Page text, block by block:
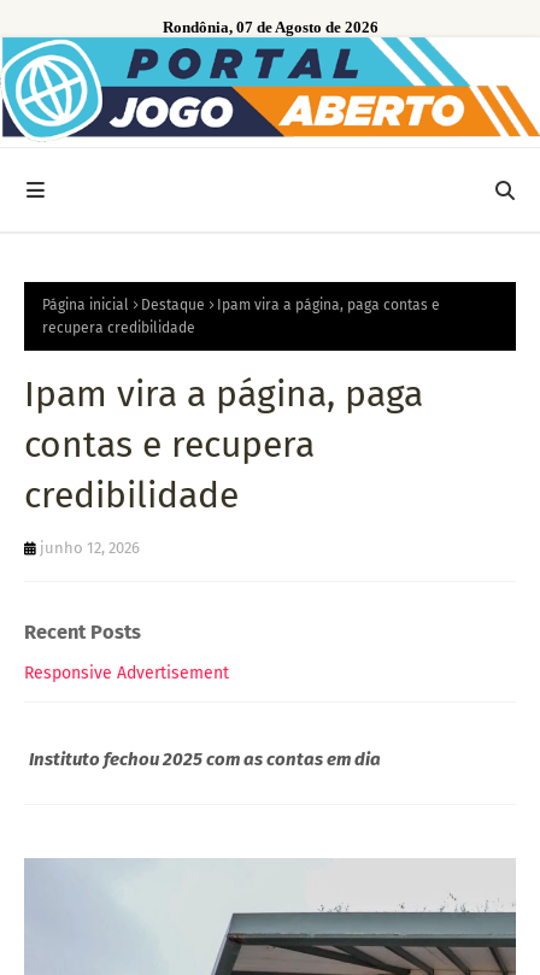
Rondônia, 07 de Agosto de 2026
Página inicial Destaque
Ipam vira a página, paga contas e
recupera credibilidade
Ipam vira a página, paga
contas e recupera
credibilidade
junho 12, 2026
Recent Posts
Responsive Advertisement
Instituto fechou 2025 com as contas em dia